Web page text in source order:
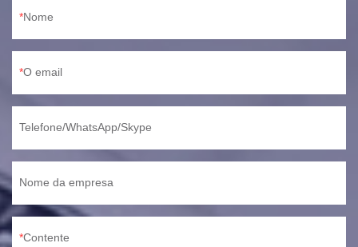
Nome
O email
Telefone/WhatsApp/Skype
Nome da empresa
Contente